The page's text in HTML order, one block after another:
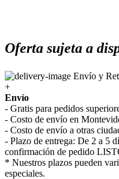
Oferta sujeta a
Envío y
+
Envío
- Gratis para pedidos
- Costo de envío en
- Costo de envío a otras
- Plazo de entrega: De 2 a 5
confirmación de pedido
* Nuestros plazos pueden
especiales.